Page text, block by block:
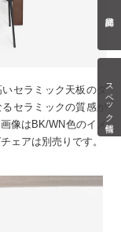
スペック情報
セラミック天板のダ
セラミックの質感が
像はBK/WN色のイメ
ェアは別売りです。